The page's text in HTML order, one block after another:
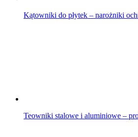
Kątowniki do płytek – narożniki
Teowniki stalowe i aluminiowe –